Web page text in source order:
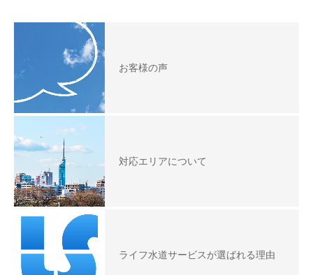
お客様の声
対応エリアについて
ライフ水道サービスが選ばれる理由